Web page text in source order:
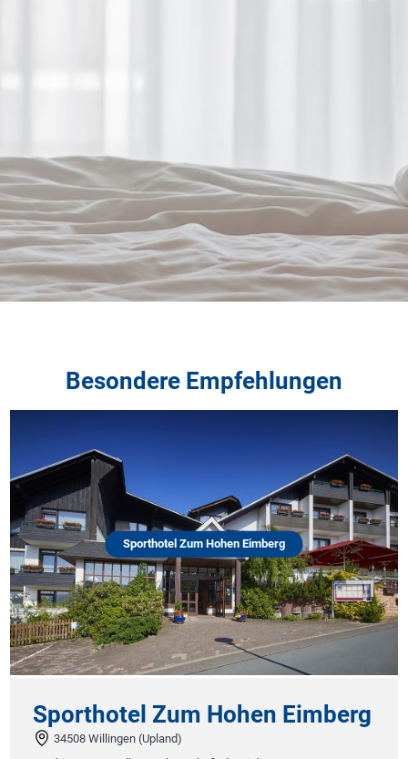
Besondere Empfehlungen
Sporthotel Zum Hohen Eimberg
Sporthotel Zum Hohen Eimberg
34508 Willingen (Upland)